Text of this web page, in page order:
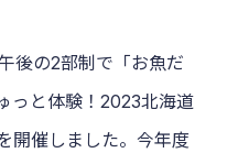
後の2部制で「お魚だ
っと体験！2023北海道
開催しました。今年度